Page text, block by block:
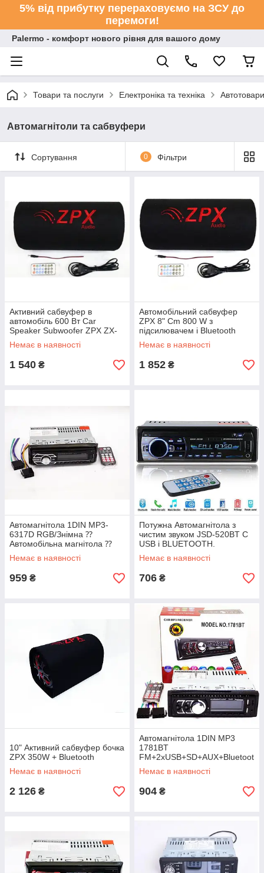
5% від прибутку перераховуємо на ЗСУ до
перемоги!
Palermo - комфорт нового рівня для вашого дому
Товари та послуги Електроніка та техніка Автотовари
Автомагнітоли та сабвуфери
Сортування 0 Фільтри
Активний сабвуфер в
автомобіль 600 Вт Car
Speaker Subwoofer ZPX ZX-
6SUB
Немає в наявності
1 540 ₴
Автомобільний сабвуфер
ZPX 8" Cm 800 W з
підсилювачем і Bluetooth
Колонка в авто
Немає в наявності
1 852 ₴
Автомагнітола 1DIN MP3-
6317D RGB/Знімна ⁇
Автомобільна магнітола ⁇
RGB-панель + пульт
керування
Немає в наявності
959 ₴
Потужна Автомагнітола з
чистим звуком JSD-520BT C
USB і BLUETOOTH.
Найкраща ціна!
Немає в наявності
706 ₴
10" Активний сабвуфер бочка
ZPX 350W + Bluetooth
Немає в наявності
2 126 ₴
Автомагнітола 1DIN MP3
1781BT
FM+2xUSB+SD+AUX+Bluetoot
h | Магнітола в машину
Немає в наявності
904 ₴